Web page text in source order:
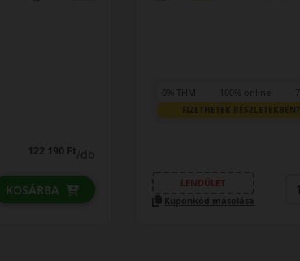
122 190 Ft/db
KOSÁRBA
0% THM 100% online
FIZETHETEK RÉSZLETEKBEN?
LENDÜLET
Kuponkód másolása